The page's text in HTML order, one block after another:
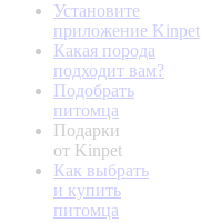
Установите
приложение Kinpet
Какая порода
подходит вам?
Подобрать
питомца
Подарки
от Kinpet
Как выбрать
и купить
питомца